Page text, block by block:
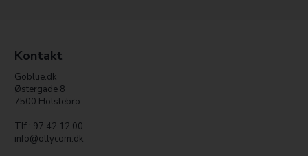
Kontakt
Goblue.dk
Østergade 8
7500 Holstebro
Tlf.: 97 42 12 00
info@ollycom.dk